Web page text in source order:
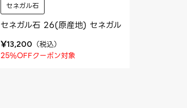
セネガル石
セネガル石 26(原産地) セネガル
¥13,200 （税込）
25%OFFクーポン対象